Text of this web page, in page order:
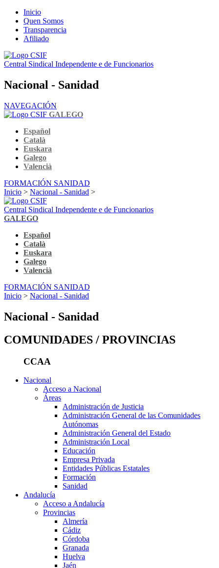
Inicio
Quen Somos
Transparencia
Afiliado
Central Sindical Independente e de Funcionarios
Nacional - Sanidad
NAVEGACIÓN
GALEGO
Español
Català
Euskara
Galego
Valencià
FORMACIÓN SANIDAD
Inicio > Nacional - Sanidad >
Central Sindical Independente e de Funcionarios
GALEGO
Español
Català
Euskara
Galego
Valencià
FORMACIÓN SANIDAD
Inicio > Nacional - Sanidad
Nacional - Sanidad
COMUNIDADES / PROVINCIAS
CCAA
Nacional
Acceso a Nacional
Áreas
Administración de Justicia
Administración General de las Comunidades
Autónomas
Administración General del Estado
Administración Local
Educación
Empresa Privada
Entidades Públicas Estatales
Formación
Sanidad
Andalucía
Acceso a Andalucía
Provincias
Almería
Cádiz
Córdoba
Granada
Huelva
Jaén